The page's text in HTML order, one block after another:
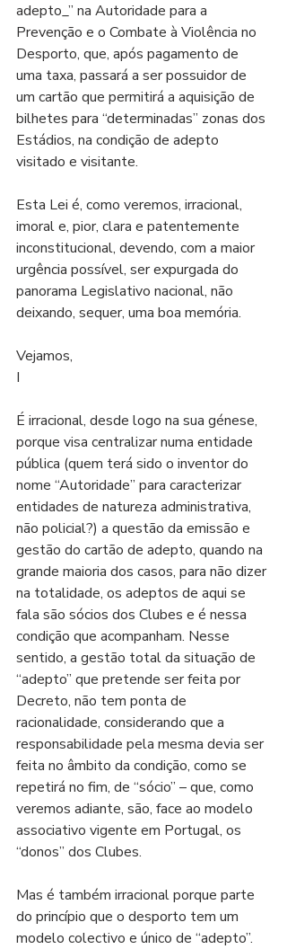
adepto_” na Autoridade para a
Prevenção e o Combate à Violência no
Desporto, que, após pagamento de
uma taxa, passará a ser possuidor de
um cartão que permitirá a aquisição de
bilhetes para “determinadas” zonas dos
Estádios, na condição de adepto
visitado e visitante.
Esta Lei é, como veremos, irracional,
imoral e, pior, clara e patentemente
inconstitucional, devendo, com a maior
urgência possível, ser expurgada do
panorama Legislativo nacional, não
deixando, sequer, uma boa memória.
Vejamos,
I
É irracional, desde logo na sua génese,
porque visa centralizar numa entidade
pública (quem terá sido o inventor do
nome “Autoridade” para caracterizar
entidades de natureza administrativa,
não policial?) a questão da emissão e
gestão do cartão de adepto, quando na
grande maioria dos casos, para não dizer
na totalidade, os adeptos de aqui se
fala são sócios dos Clubes e é nessa
condição que acompanham. Nesse
sentido, a gestão total da situação de
“adepto” que pretende ser feita por
Decreto, não tem ponta de
racionalidade, considerando que a
responsabilidade pela mesma devia ser
feita no âmbito da condição, como se
repetirá no fim, de “sócio” – que, como
veremos adiante, são, face ao modelo
associativo vigente em Portugal, os
“donos” dos Clubes.
Mas é também irracional porque parte
do princípio que o desporto tem um
modelo colectivo e único de “adepto”.